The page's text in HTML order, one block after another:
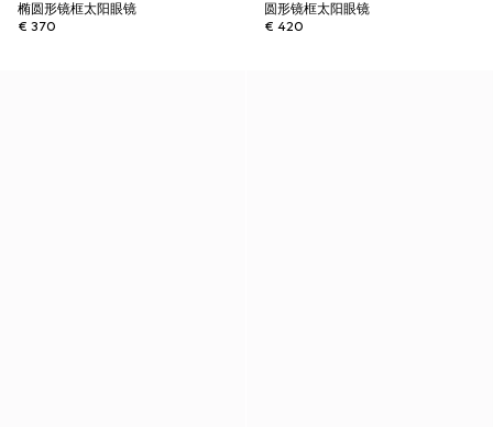
椭圆形镜框太阳眼镜
€ 370
圆形镜框太阳眼镜
€ 420